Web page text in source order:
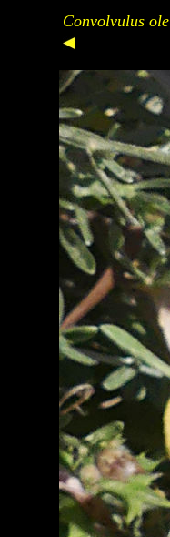
Convolvulus